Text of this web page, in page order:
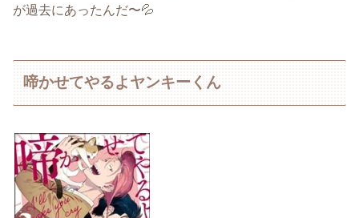
が過去にあったんだ〜💦
啼かせてやるよヤンキーくん